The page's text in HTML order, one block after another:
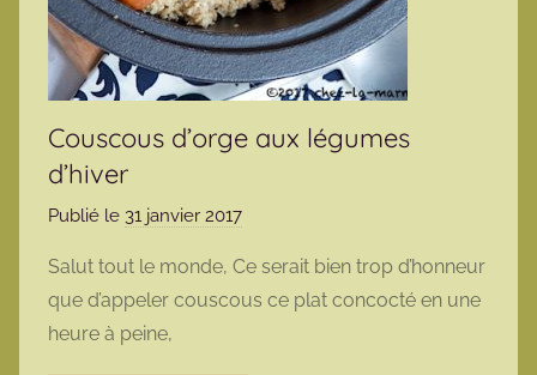
Couscous d’orge aux légumes
d’hiver
Publié le 31 janvier 2017
r
m
Salut tout le monde, Ce serait bien trop d’honneur
que d’appeler couscous ce plat concocté en une
heure à peine,